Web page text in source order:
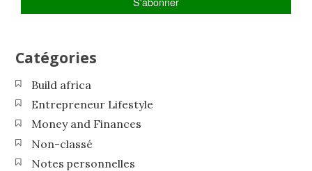
Catégories
Build africa
Entrepreneur Lifestyle
Money and Finances
Non-classé
Notes personnelles